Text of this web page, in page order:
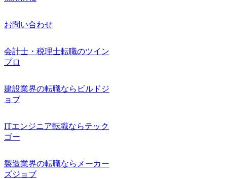
お問い合わせ
会計士・税理士転職のツイン
プロ
建設業界の転職ならビルドジ
ョブ
ITエンジニア転職ならテック
ゴー
製造業界の転職ならメーカー
ズジョブ